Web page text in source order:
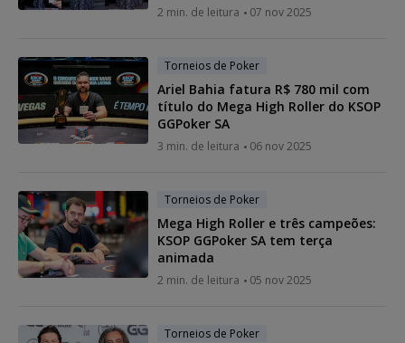
2 min. de leitura 07 nov 2025
Torneios de Poker
Ariel Bahia fatura R$ 780 mil com
título do Mega High Roller do KSOP
GGPoker SA
3 min. de leitura 06 nov 2025
Torneios de Poker
Mega High Roller e três campeões:
KSOP GGPoker SA tem terça
animada
2 min. de leitura 05 nov 2025
Torneios de Poker